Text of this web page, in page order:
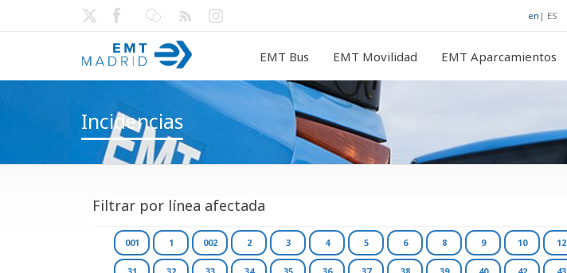
en | ES
EMT Bus EMT Movilidad EMT Aparcamientos
Incidencias
Filtrar por línea afectada
001 1 002 2 3 4 5 6 8 9 10 12